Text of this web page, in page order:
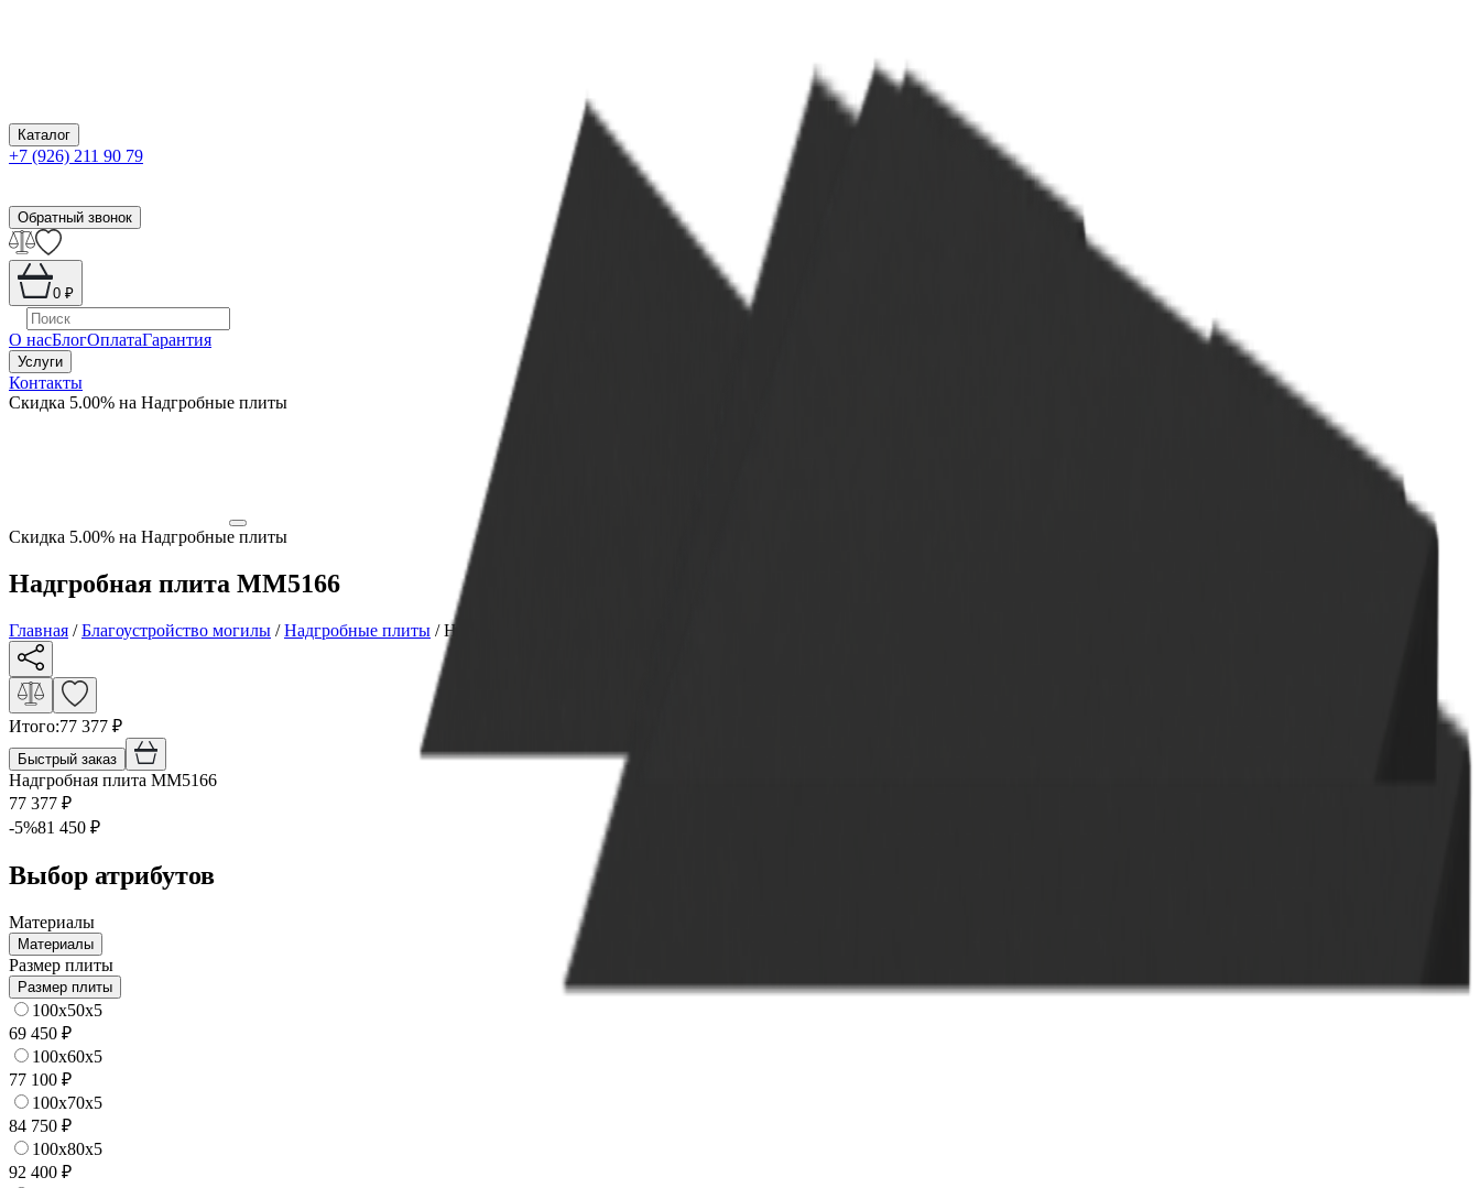
Каталог
+7 (926) 211 90 79
Обратный звонок
0 ₽
О насБлогОплатаГарантия
Услуги
Контакты
Скидка 5.00% на Надгробные плиты
Скидка 5.00% на Надгробные плиты
Надгробная плита ММ5166
Главная /Благоустройство могилы /Надгробные плиты /Надгробная плита ММ5166
Итого:77 377 ₽
Быстрый заказ
Надгробная плита ММ5166
77 377 ₽
-5%81 450 ₽
Выбор атрибутов
Материалы
Материалы
Размер плиты
Размер плиты
100x50x5
69 450 ₽
100x60x5
77 100 ₽
100x70x5
84 750 ₽
100x80x5
92 400 ₽